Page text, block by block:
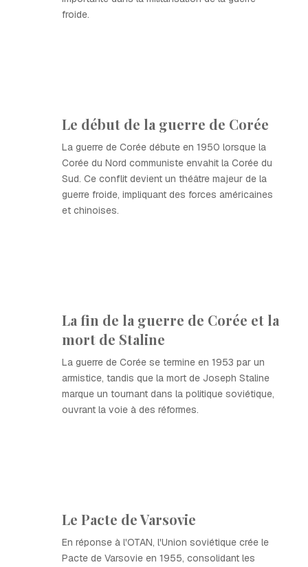
froide.
Le début de la guerre de Corée
La guerre de Corée débute en 1950 lorsque la
Corée du Nord communiste envahit la Corée du
Sud. Ce conflit devient un théâtre majeur de la
guerre froide, impliquant des forces américaines
et chinoises.
La fin de la guerre de Corée et la
mort de Staline
La guerre de Corée se termine en 1953 par un
armistice, tandis que la mort de Joseph Staline
marque un tournant dans la politique soviétique,
ouvrant la voie à des réformes.
Le Pacte de Varsovie
En réponse à l'OTAN, l'Union soviétique crée le
Pacte de Varsovie en 1955, consolidant les